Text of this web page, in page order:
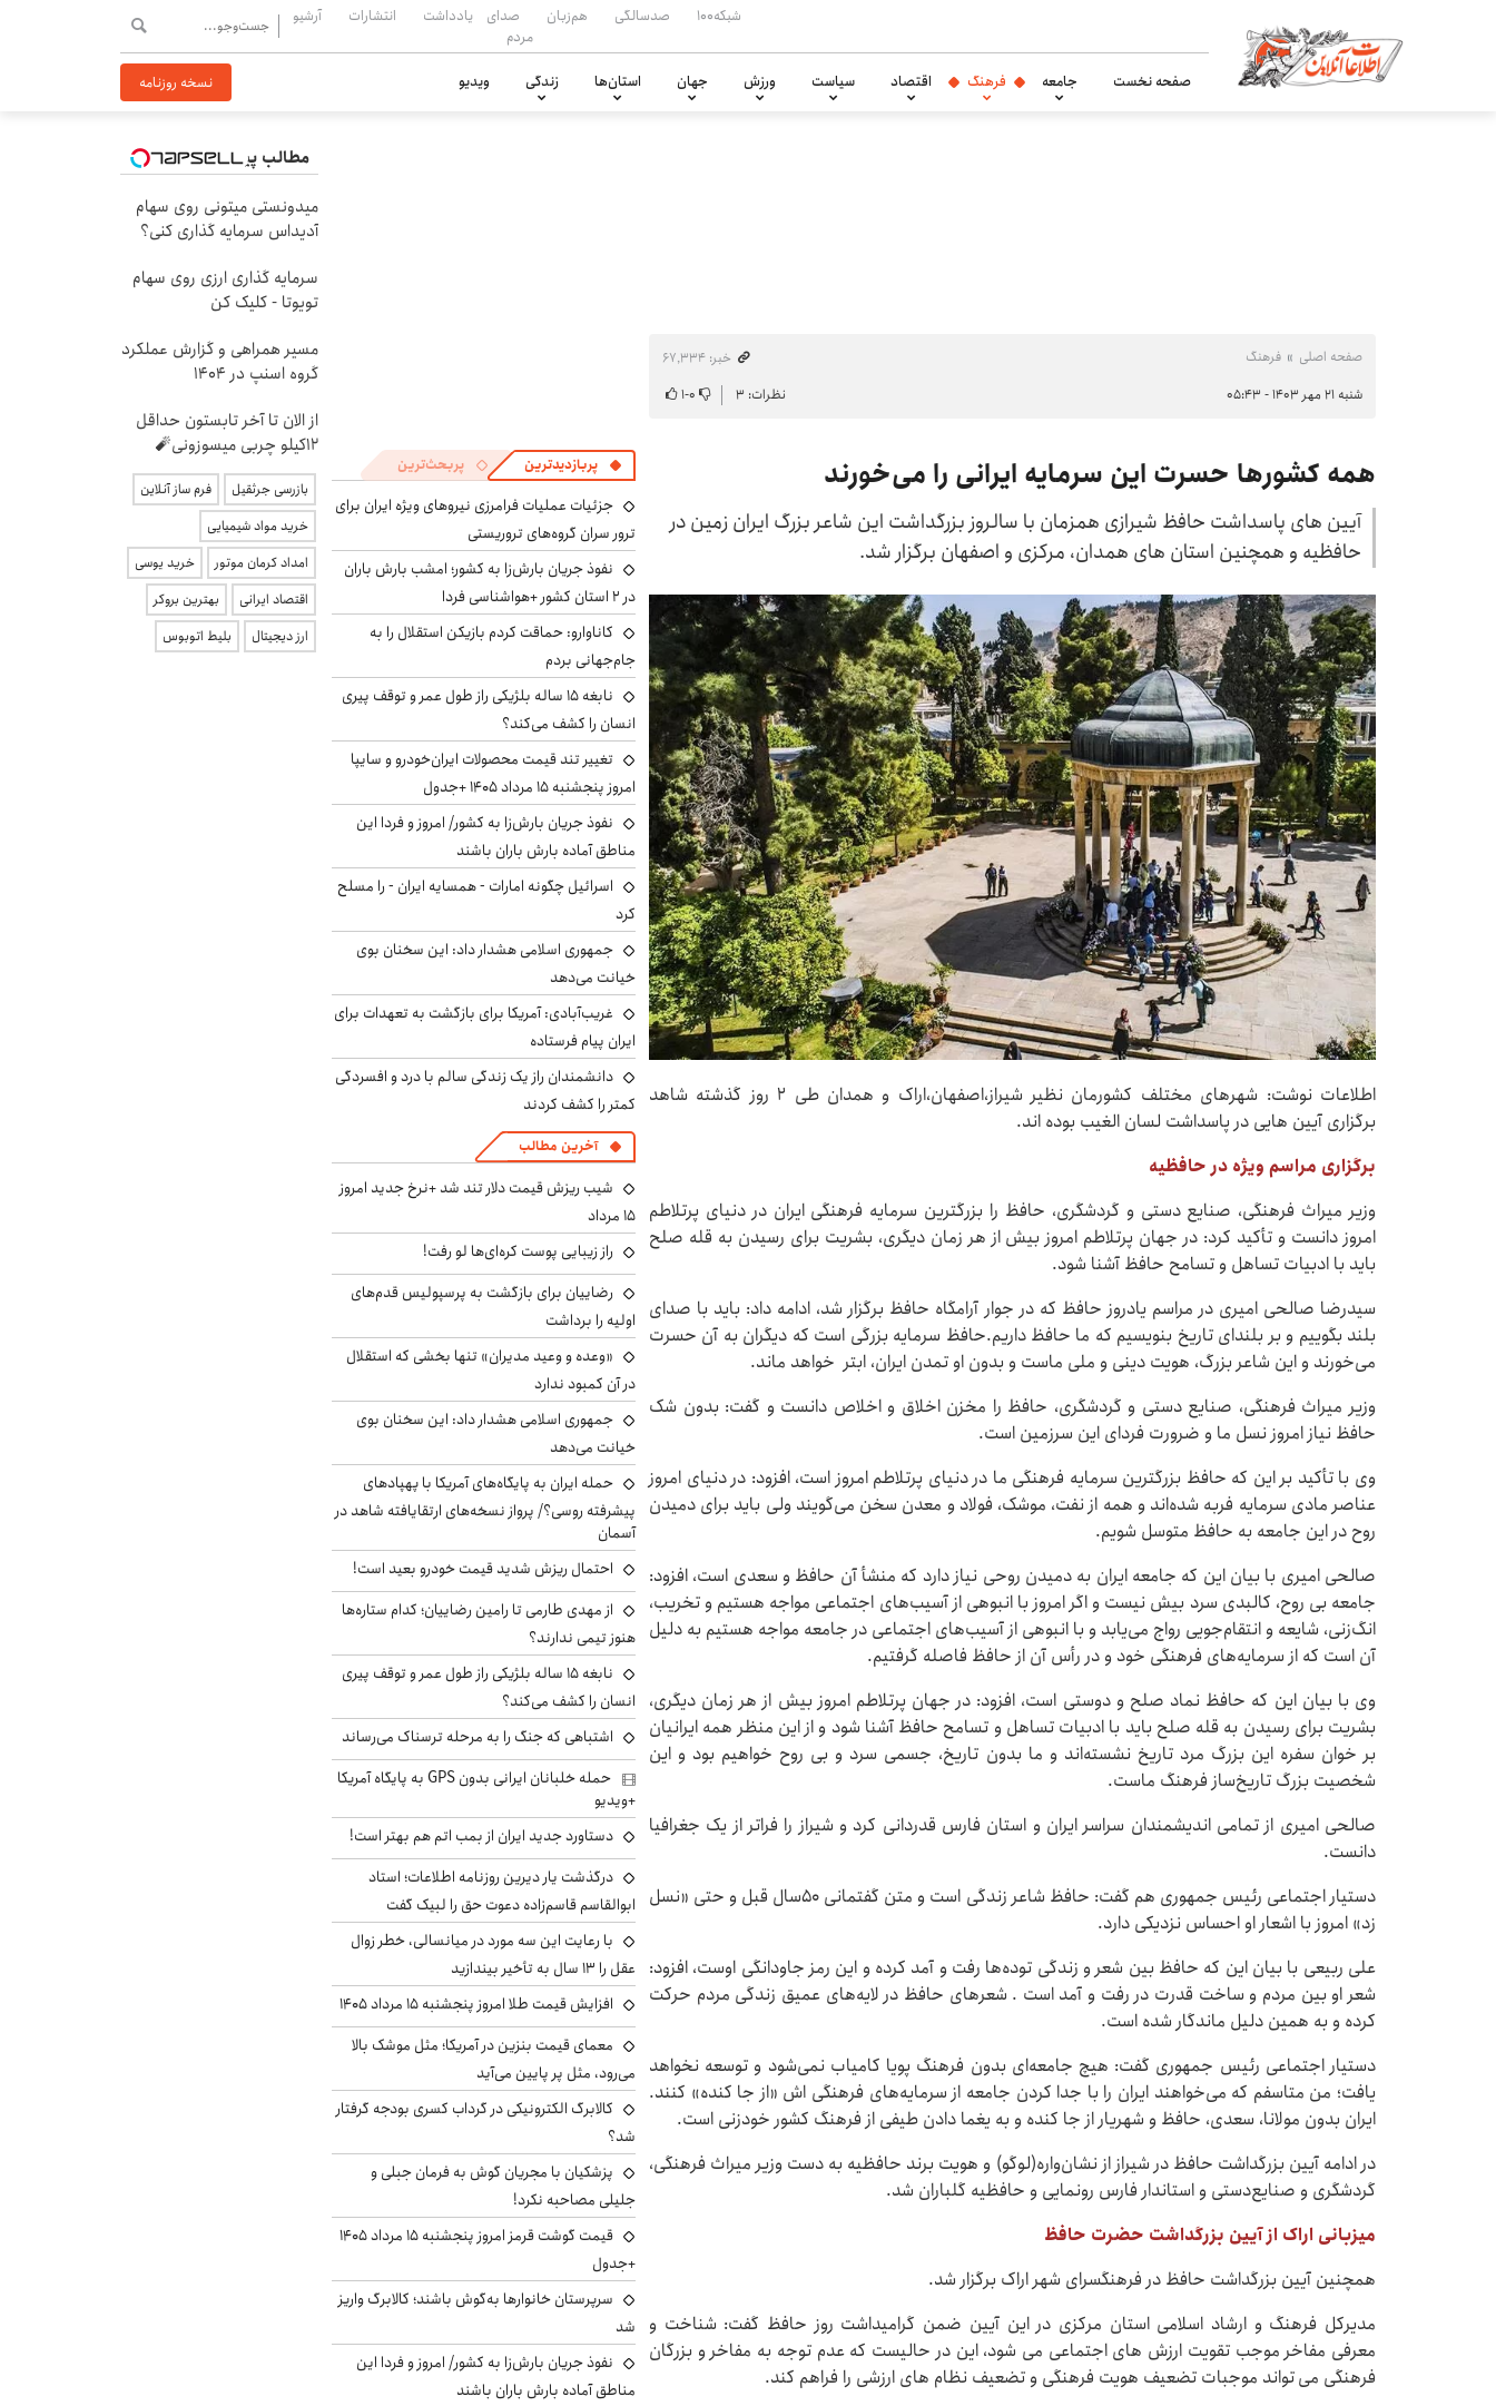
شبکه۱۰۰ صدسالگی هم‌زبان
صدای
مردم
یادداشت انتشارات آرشیو
صفحه نخست جامعه فرهنگ اقتصاد سیاست ورزش جهان استان‌ها زندگی ویدیو نسخه روزنامه
صفحه اصلی فرهنگ
خبر: ۶۷٬۳۳۴
شنبه ۲۱ مهر ۱۴۰۳ - ۰۵:۴۳
نظرات: ۳ ۰-۱
همه کشورها حسرت این سرمایه ایرانی را می‌خورند
آیین های پاسداشت حافظ شیرازی همزمان با سالروز بزرگداشت این شاعر بزرگ ایران زمین در
حافظیه و همچنین استان های همدان، مرکزی و اصفهان برگزار شد.
اطلاعات نوشت: شهرهای مختلف کشورمان نظیر شیراز،اصفهان،اراک و همدان طی 2 روز گذشته شاهد
برگزاری آیین هایی در پاسداشت لسان الغیب بوده اند.
برگزاری مراسم ویژه در حافظیه
وزیر میراث فرهنگی، صنایع دستی و گردشگری، حافظ را بزرگترین سرمایه فرهنگی ایران در دنیای پرتلاطم
امروز دانست و تأکید کرد: در جهان پرتلاطم امروز بیش از هر زمان دیگری، بشریت برای رسیدن به قله صلح
باید با ادبیات تساهل و تسامح حافظ آشنا شود.
سیدرضا صالحی امیری در مراسم یادروز حافظ که در جوار آرامگاه حافظ برگزار شد، ادامه داد: باید با صدای
بلند بگوییم و بر بلندای تاریخ بنویسیم که ما حافظ داریم.حافظ سرمایه بزرگی است که دیگران به آن حسرت
می‌خورند و این شاعر بزرگ، هویت دینی و ملی ماست و بدون او تمدن ایران، ابتر خواهد ماند.
وزیر میراث فرهنگی، صنایع دستی و گردشگری، حافظ را مخزن اخلاق و اخلاص دانست و گفت: بدون شک
حافظ نیاز امروز نسل ما و ضرورت فردای این سرزمین است.
وی با تأکید بر این که حافظ بزرگترین سرمایه فرهنگی ما در دنیای پرتلاطم امروز است، افزود: در دنیای امروز
عناصر مادی سرمایه فربه شده‌اند و همه از نفت، موشک، فولاد و معدن سخن می‌گویند ولی باید برای دمیدن
روح در این جامعه به حافظ متوسل شویم.
صالحی امیری با بیان این که جامعه ایران به دمیدن روحی نیاز دارد که منشأ آن حافظ و سعدی است، افزود:
جامعه بی روح، کالبدی سرد بیش نیست و اگر امروز با انبوهی از آسیب‌های اجتماعی مواجه هستیم و تخریب،
انگ‌زنی، شایعه و انتقام‌جویی رواج می‌یابد و با انبوهی از آسیب‌های اجتماعی در جامعه مواجه هستیم به دلیل
آن است که از سرمایه‌های فرهنگی خود و در رأس آن از حافظ فاصله گرفتیم.
وی با بیان این که حافظ نماد صلح و دوستی است، افزود: در جهان پرتلاطم امروز بیش از هر زمان دیگری،
بشریت برای رسیدن به قله صلح باید با ادبیات تساهل و تسامح حافظ آشنا شود و از این منظر همه ایرانیان
بر خوان سفره این بزرگ مرد تاریخ نشسته‌اند و ما بدون تاریخ، جسمی سرد و بی روح خواهیم بود و این
شخصیت بزرگ تاریخ‌ساز فرهنگ ماست.
صالحی امیری از تمامی اندیشمندان سراسر ایران و استان فارس قدردانی کرد و شیراز را فراتر از یک جغرافیا
دانست.
دستیار اجتماعی رئیس جمهوری هم گفت: حافظ شاعر زندگی است و متن گفتمانی ۵۰سال قبل و حتی «نسل
زد» امروز با اشعار او احساس نزدیکی دارد.
علی ربیعی با بیان این که حافظ بین شعر و زندگی توده‌ها رفت و آمد کرده و این رمز جاودانگی اوست، افزود:
شعر او بین مردم و ساخت قدرت در رفت و آمد است . شعرهای حافظ در لایه‌های عمیق زندگی مردم حرکت
کرده و به همین دلیل ماندگار شده است.
دستیار اجتماعی رئیس جمهوری گفت: هیچ جامعه‌ای بدون فرهنگ پویا کامیاب نمی‌شود و توسعه نخواهد
یافت؛ من متاسفم که می‌خواهند ایران را با جدا کردن جامعه از سرمایه‌های فرهنگی اش «از جا کنده» کنند.
ایران بدون مولانا، سعدی، حافظ و شهریار از جا کنده و به یغما دادن طیفی از فرهنگ کشور خودزنی است.
در ادامه آیین بزرگداشت حافظ در شیراز از نشان‌واره(لوگو) و هویت برند حافظیه به دست وزیر میراث فرهنگی،
گردشگری و صنایع‌دستی و استاندار فارس رونمایی و حافظیه گلباران شد.
میزبانی اراک از آیین بزرگداشت حضرت حافظ
همچنین آیین بزرگداشت حافظ در فرهنگسرای شهر اراک برگزار شد.
مدیرکل فرهنگ و ارشاد اسلامی استان مرکزی در این آیین ضمن گرامیداشت روز حافظ گفت: شناخت و
معرفی مفاخر موجب تقویت ارزش های اجتماعی می شود، این در حالیست که عدم توجه به مفاخر و بزرگان
فرهنگی می تواند موجبات تضعیف هویت فرهنگی و تضعیف نظام های ارزشی را فراهم کند.
پربازدیدترین پربحث‌ترین
جزئیات عملیات فرامرزی نیروهای ویژه ایران برای
ترور سران گروه‌های تروریستی
نفوذ جریان بارش‌زا به کشور؛ امشب بارش باران
در ۲ استان کشور +هواشناسی فردا
کاناوارو: حماقت کردم بازیکن استقلال را به
جام‌جهانی بردم
نابغه ۱۵ ساله بلژیکی راز طول عمر و توقف پیری
انسان را کشف می‌کند؟
تغییر تند قیمت محصولات ایران‌خودرو و سایپا
امروز پنجشنبه ۱۵ مرداد ۱۴۰۵ +جدول
نفوذ جریان بارش‌زا به کشور/ امروز و فردا این
مناطق آماده بارش باران باشند
اسرائیل چگونه امارات - همسایه ایران - را مسلح
کرد
جمهوری اسلامی هشدار داد: این سخنان بوی
خیانت می‌دهد
غریب‌آبادی: آمریکا برای بازگشت به تعهدات برای
ایران پیام فرستاده
دانشمندان راز یک زندگی سالم با درد و افسردگی
کمتر را کشف کردند
آخرین مطالب
شیب ریزش قیمت دلار تند شد +نرخ جدید امروز
۱۵ مرداد
راز زیبایی پوست کره‌ای‌ها لو رفت!
رضاییان برای بازگشت به پرسپولیس قدم‌های
اولیه را برداشت
«وعده و وعید مدیران» تنها بخشی که استقلال
در آن کمبود ندارد
جمهوری اسلامی هشدار داد: این سخنان بوی
خیانت می‌دهد
حمله ایران به پایگاه‌های آمریکا با پهپادهای
پیشرفته روسی؟/ پرواز نسخه‌های ارتقایافته شاهد در
آسمان
احتمال ریزش شدید قیمت خودرو بعید است!
از مهدی طارمی تا رامین رضاییان؛ کدام ستاره‌ها
هنوز تیمی ندارند؟
نابغه ۱۵ ساله بلژیکی راز طول عمر و توقف پیری
انسان را کشف می‌کند؟
اشتباهی که جنگ را به مرحله ترسناک می‌رساند
حمله خلبانان ایرانی بدون GPS به پایگاه آمریکا
+ویدیو
دستاورد جدید ایران از بمب اتم هم بهتر است!
درگذشت یار دیرین روزنامه اطلاعات؛ استاد
ابوالقاسم قاسم‌زاده دعوت حق را لبیک گفت
با رعایت این سه مورد در میانسالی، خطر زوال
عقل را ۱۳ سال به تأخیر بیندازید
افزایش قیمت طلا امروز پنجشنبه ۱۵ مرداد ۱۴۰۵
معمای قیمت بنزین در آمریکا؛ مثل موشک بالا
می‌رود، مثل پر پایین می‌آید
کالابرگ الکترونیکی در گرداب کسری بودجه گرفتار
شد؟
پزشکیان با مجریان گوش به فرمان جبلی و
جلیلی مصاحبه نکرد!
قیمت گوشت قرمز امروز پنجشنبه ۱۵ مرداد ۱۴۰۵
+جدول
سرپرستان خانوارها به‌گوش باشند؛ کالابرگ واریز
شد
نفوذ جریان بارش‌زا به کشور/ امروز و فردا این
مناطق آماده بارش باران باشند
مطالب پیشنهادی
میدونستی میتونی روی سهام
آدیداس سرمایه گذاری کنی؟
سرمایه گذاری ارزی روی سهام
تویوتا - کلیک کن
مسیر همراهی و گزارش عملکرد
گروه اسنپ در ۱۴۰۴
از الان تا آخر تابستون حداقل
12کیلو چربی میسوزونی🧨
بازرسی جرثقیل
فرم ساز آنلاین
خرید مواد شیمیایی
امداد کرمان موتور
خرید یوسی
اقتصاد ایرانی
بهترین بروکر
ارز دیجیتال
بلیط اتوبوس